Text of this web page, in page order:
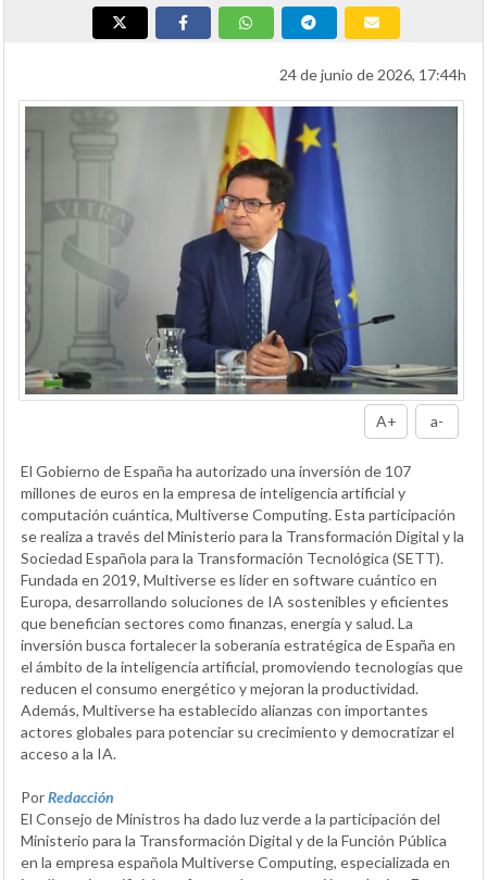
24 de junio de 2026, 17:44h
A+ a-
El Gobierno de España ha autorizado una inversión de 107
millones de euros en la empresa de inteligencia artificial y
computación cuántica, Multiverse Computing. Esta participación
se realiza a través del Ministerio para la Transformación Digital y la
Sociedad Española para la Transformación Tecnológica (SETT).
Fundada en 2019, Multiverse es líder en software cuántico en
Europa, desarrollando soluciones de IA sostenibles y eficientes
que benefician sectores como finanzas, energía y salud. La
inversión busca fortalecer la soberanía estratégica de España en
el ámbito de la inteligencia artificial, promoviendo tecnologías que
reducen el consumo energético y mejoran la productividad.
Además, Multiverse ha establecido alianzas con importantes
actores globales para potenciar su crecimiento y democratizar el
acceso a la IA.
PorRedacción
El Consejo de Ministros ha dado luz verde a la participación del
Ministerio para la Transformación Digital y de la Función Pública
en la empresa española Multiverse Computing, especializada en